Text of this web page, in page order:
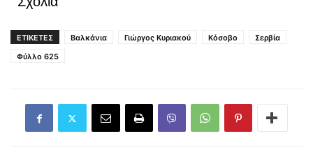
ΕΤΙΚΕΤΕΣ Βαλκάνια Γιώργος Κυριακού Κόσοβο
Σερβία
Φύλλο 625